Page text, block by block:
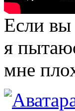
Если
я
мне